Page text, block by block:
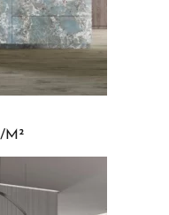
PRICE
405,00 €